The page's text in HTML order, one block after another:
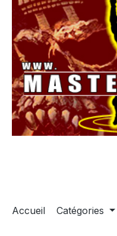
Passer à la
Accueil Catégories